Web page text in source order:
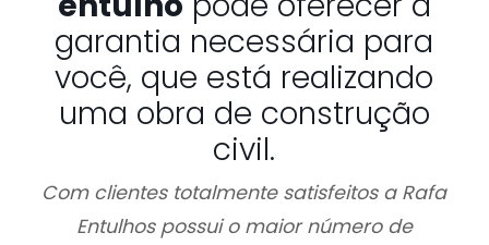
garantia necessária para
você, que está realizando
uma obra de construção
civil.
Com clientes totalmente satisfeitos a Rafa
Entulhos possui o maior número de